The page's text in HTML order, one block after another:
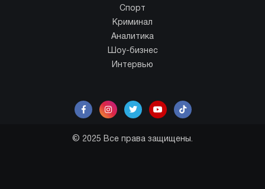
Спорт
Криминал
Аналитика
Шоу-бизнес
Интервью
© 2025 Все права защищены.